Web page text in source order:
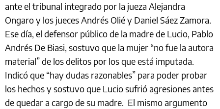
ante el tribunal integrado por la jueza Alejandra
Ongaro y los jueces Andrés Olié y Daniel Sáez Zamora.
Ese día, el defensor público de la madre de Lucio, Pablo
Andrés De Biasi, sostuvo que la mujer “no fue la autora
material” de los delitos por los que está imputada.
Indicó que “hay dudas razonables” para poder probar
los hechos y sostuvo que Lucio sufrió agresiones antes
de quedar a cargo de su madre. El mismo argumento